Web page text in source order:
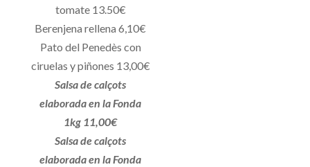
tomate 13.50€
Berenjena rellena 6,10€
Pato del Penedès con
ciruelas y piñones 13,00€
Salsa de calçots
elaborada en la Fonda
1kg 11,00€
Salsa de calçots
elaborada en la Fonda